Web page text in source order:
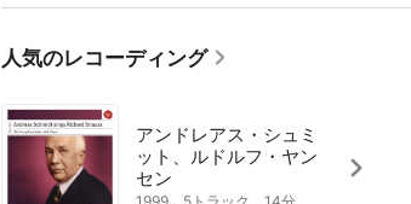
人気のレコーディング
アンドレアス・シュミ
ット、ルドルフ・ヤン
セン